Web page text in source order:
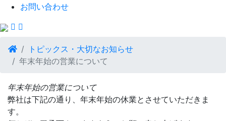
お問い合わせ
トピックス・大切なお知らせ
年末年始の営業について
年末年始の営業について
弊社は下記の通り、年末年始の休業とさせていただきま
す。